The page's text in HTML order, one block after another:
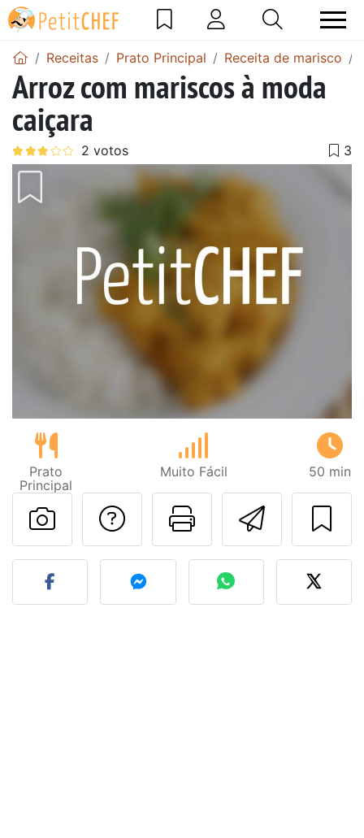
Receitas Prato Principal Receita de marisco
Arroz com mariscos à moda
caiçara
Prato
Principal
Muito Fácil 50 min
Imprima
Falar com o autor
Fez esta receita?